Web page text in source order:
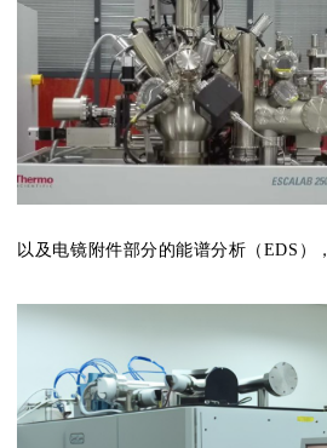
以及电镜附件部分的能谱分析（EDS），